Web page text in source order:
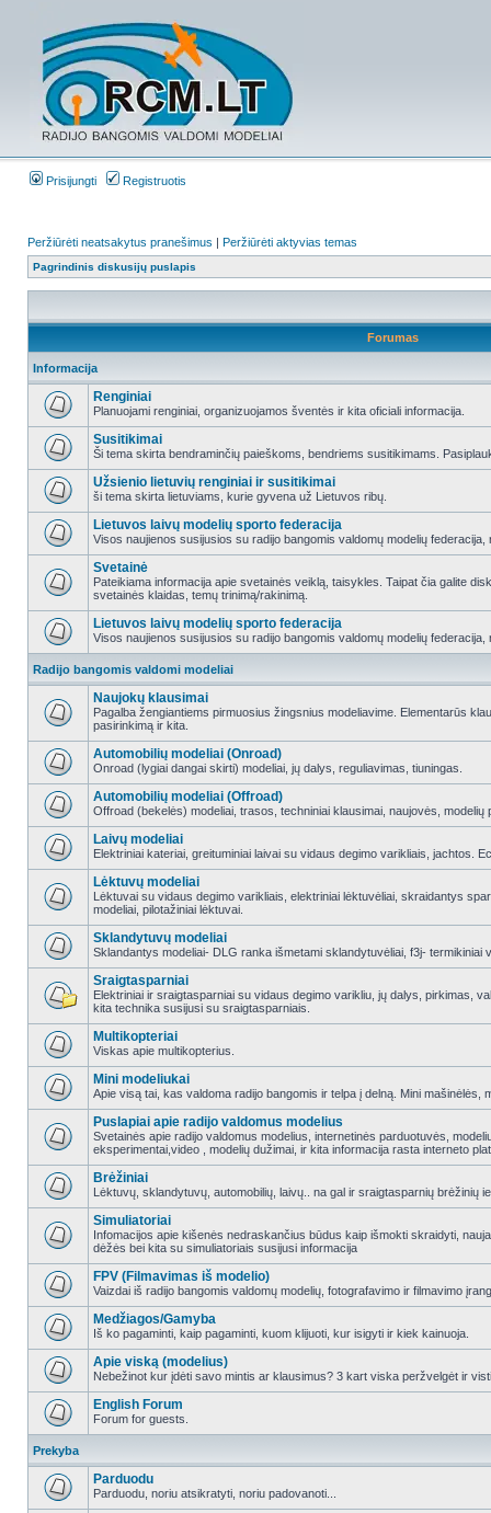
Prisijungti Registruotis
Peržiūrėti neatsakytus pranešimus | Peržiūrėti aktyvias temas
Pagrindinis diskusijų puslapis
Forumas
Informacija
Renginiai
Planuojami renginiai, organizuojamos šventės ir kita oficiali informacija.
Susitikimai
Ši tema skirta bendraminčių paieškoms, bendriems susitikimams.
Užsienio lietuvių renginiai ir susitikimai
ši tema skirta lietuviams, kurie gyvena už Lietuvos ribų.
Lietuvos laivų modelių sporto federacija
Visos naujienos susijusios su radijo bangomis valdomų modelių
Svetainė
Pateikiama informacija apie svetainės veiklą, taisykles. Taipat čia galite
svetainės klaidas, temų trinimą/rakinimą.
Lietuvos laivų modelių sporto federacija
Visos naujienos susijusios su radijo bangomis valdomų modelių
Radijo bangomis valdomi modeliai
Naujokų klausimai
Pagalba žengiantiems pirmuosius žingsnius modeliavime. Elementarūs
pasirinkimą ir kita.
Automobilių modeliai (Onroad)
Onroad (lygiai dangai skirti) modeliai, jų dalys, reguliavimas, tiuningas.
Automobilių modeliai (Offroad)
Offroad (bekelės) modeliai, trasos, techniniai klausimai, naujovės, modelių
Laivų modeliai
Elektriniai kateriai, greituminiai laivai su vidaus degimo varikliais, jachtos.
Lėktuvų modeliai
Lėktuvai su vidaus degimo varikliais, elektriniai lėktuvėliai, skraidantys
modeliai, pilotažiniai lėktuvai.
Sklandytuvų modeliai
Sklandantys modeliai- DLG ranka išmetami sklandytuvėliai, f3j-
Sraigtasparniai
Elektriniai ir sraigtasparniai su vidaus degimo varikliu, jų dalys, pirkimas,
kita technika susijusi su sraigtasparniais.
Multikopteriai
Viskas apie multikopterius.
Mini modeliukai
Apie visą tai, kas valdoma radijo bangomis ir telpa į delną. Mini mašinėlės,
Puslapiai apie radijo valdomus modelius
Svetainės apie radijo valdomus modelius, internetinės parduotuvės,
eksperimentai,video , modelių dužimai, ir kita informacija rasta interneto
Brėžiniai
Lėktuvų, sklandytuvų, automobilių, laivų.. na gal ir sraigtasparnių brėžinių
Simuliatoriai
Infomacijos apie kišenės nedraskančius būdus kaip išmokti skraidyti,
dėžės bei kita su simuliatoriais susijusi informacija
FPV (Filmavimas iš modelio)
Vaizdai iš radijo bangomis valdomų modelių, fotografavimo ir filmavimo
Medžiagos/Gamyba
Iš ko pagaminti, kaip pagaminti, kuom klijuoti, kur isigyti ir kiek kainuoja.
Apie viską (modelius)
Nebežinot kur įdėti savo mintis ar klausimus? 3 kart viska peržvelgėt ir
English Forum
Forum for guests.
Prekyba
Parduodu
Parduodu, noriu atsikratyti, noriu padovanoti...